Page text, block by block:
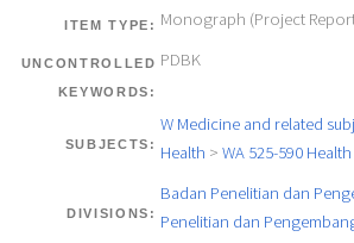
ITEM TYPE: Monograph (Project
UNCONTROLLED
KEYWORDS:
PDBK
SUBJECTS:
W Medicine and related
Health > WA 525-590
DIVISIONS:
Badan Penelitian dan
Penelitian dan